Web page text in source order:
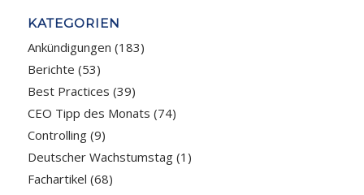
KATEGORIEN
Ankündigungen (183)
Berichte (53)
Best Practices (39)
CEO Tipp des Monats (74)
Controlling(9)
Deutscher Wachstumstag(1)
Fachartikel (68)